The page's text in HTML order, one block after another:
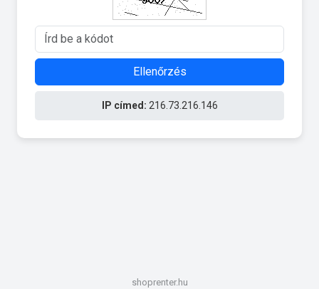
Ellenőrzés
IP címed: 216.73.216.146
shoprenter.hu